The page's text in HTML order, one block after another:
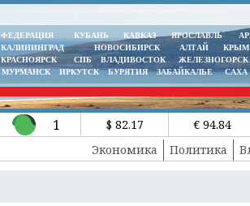
ФЕДЕРАЦИЯ КУБАНЬ КАВКАЗ ЯРОСЛАВЛЬ
КАЛИНИНГРАД
НОВОСИБИРСК АЛТАЙ КРЫМ
КРАСНОЯРСК
СПБ ВЛАДИВОСТОК ЖЕЛЕЗНОГОРСК
МУРМАНСК
ИРКУТСК БУРЯТИЯ ЗАБАЙКАЛЬЕ САХА
1 $ 82.17
€ 94.84
Экономика
Политика